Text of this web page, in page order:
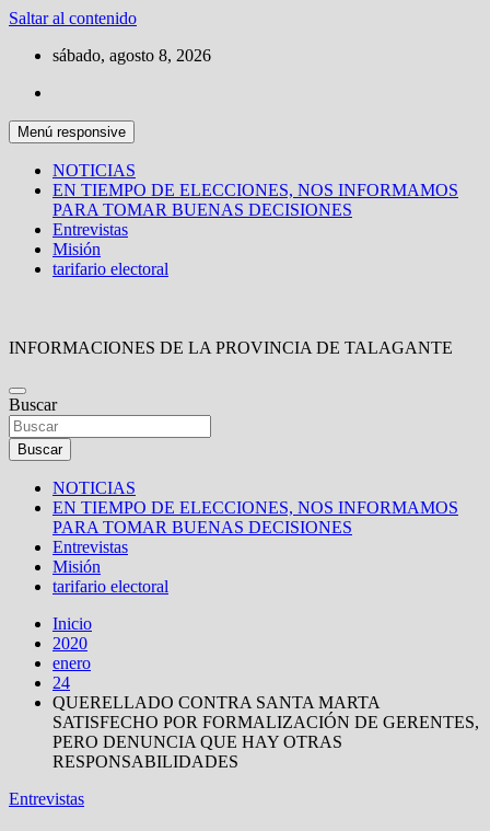
Saltar al contenido
sábado, agosto 8, 2026
Menú responsive
NOTICIAS
EN TIEMPO DE ELECCIONES, NOS INFORMAMOS
PARA TOMAR BUENAS DECISIONES
Entrevistas
Misión
tarifario electoral
INFORMACIONES DE LA PROVINCIA DE TALAGANTE
Buscar
Buscar
NOTICIAS
EN TIEMPO DE ELECCIONES, NOS INFORMAMOS
PARA TOMAR BUENAS DECISIONES
Entrevistas
Misión
tarifario electoral
Inicio
2020
enero
24
QUERELLADO CONTRA SANTA MARTA
SATISFECHO POR FORMALIZACIÓN DE GERENTES,
PERO DENUNCIA QUE HAY OTRAS
RESPONSABILIDADES
Entrevistas